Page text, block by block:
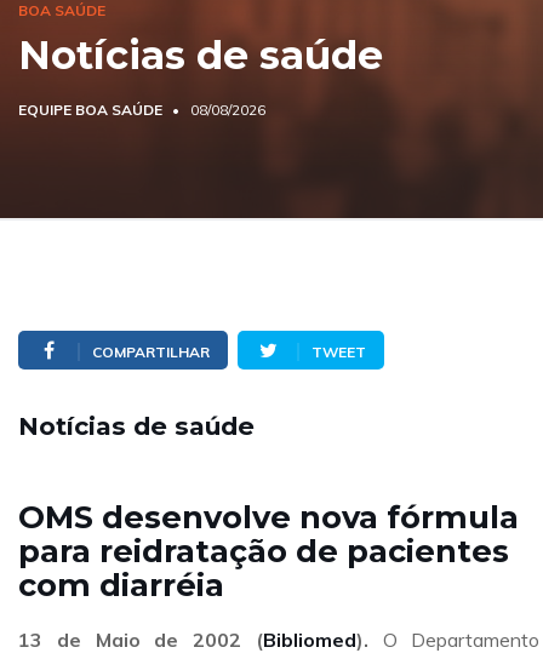
BOA SAÚDE
Notícias de saúde
EQUIPE BOA SAÚDE 08/08/2026
COMPARTILHAR TWEET
Notícias de saúde
OMS desenvolve nova fórmula
para reidratação de pacientes
com diarréia
13 de Maio de 2002 (Bibliomed). O